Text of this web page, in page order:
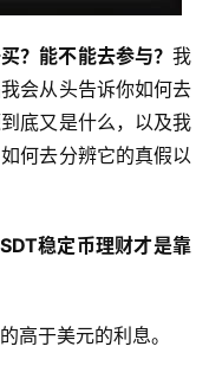
？能不能去参与？ 我
会从头告诉你如何去
底又是什么，以及我
何去分辨它的真假以
稳定币理财才是靠
高于美元的利息。